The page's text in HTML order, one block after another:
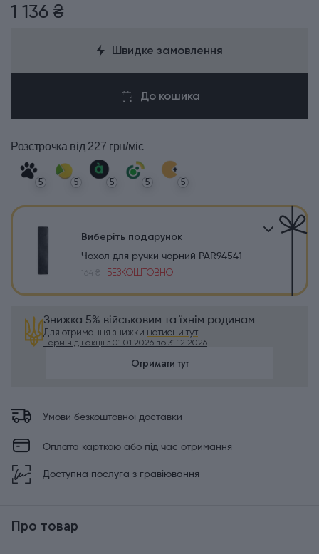
1 136 ₴
Швидке замовлення
До кошика
Розстрочка від 227 грн/міс
5 5 5 5 5
Виберіть подарунок
Чохол для ручки чорний PAR94541
164 ₴
БЕЗКОШТОВНО
Знижка 5% військовим та їхнім родинам
Для отримання знижки натисни тут
Термін дії акції з 01.01.2026 по 31.12.2026
Отримати тут
Умови безкоштовної доставки
Оплата карткою або під час отримання
Доступна послуга з гравіювання
Про товар